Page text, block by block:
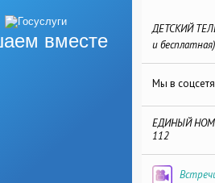
вместе
ДЕТСКИЙ
и
Мы в
ЕДИНЫЙ
112